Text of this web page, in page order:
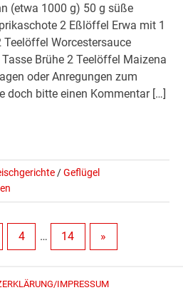
(etwa 1000 g) 50 g süße
2 Eßlöffel Erwa mit 1
Worcestersauce
Brühe 2 Teelöffel Maizena
oder Anregungen zum
doch bitte einen Kommentar […]
/Geflügel
4 … 14 »
IMPRESSUM